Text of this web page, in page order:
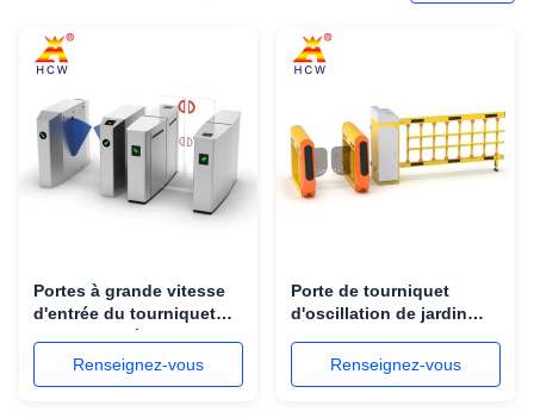
Portes à grande vitesse
d'entrée du tourniquet
0.5s de barrière de porte
intelligente de tourniquet
pour l'école
Renseignez-vous
Porte de tourniquet
d'oscillation de jardin
reconnaissance des
visages de l'acier
Renseignez-vous